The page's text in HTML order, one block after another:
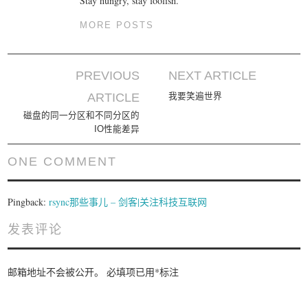
MORE POSTS
Post navigation
PREVIOUS
ARTICLE
磁盘的同一分区和不同分区的
IO性能差异
NEXT ARTICLE
我要笑遍世界
ONE COMMENT
Pingback:rsync那些事儿 – 剑客|关注科技互联网
发表评论
邮箱地址不会被公开。 必填项已用*标注